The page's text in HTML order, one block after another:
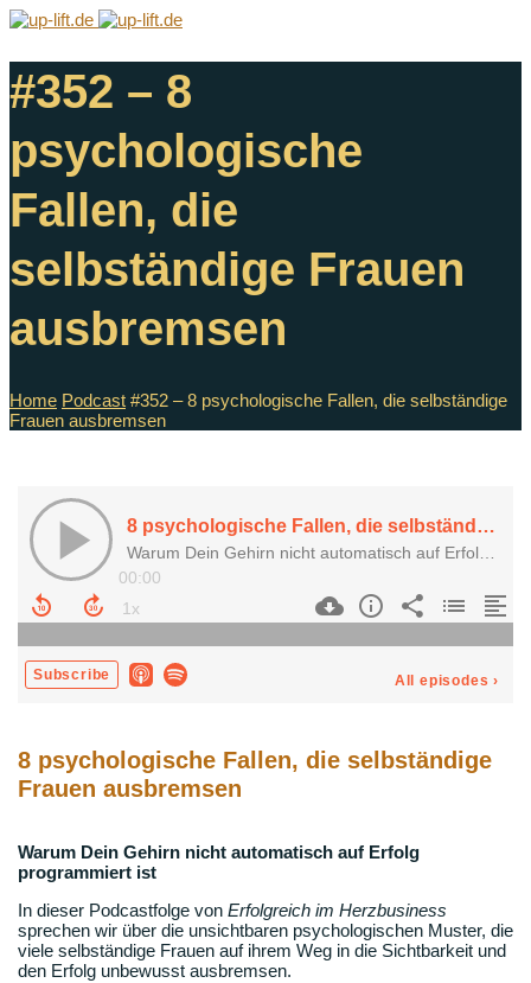
#352 – 8
psychologische
Fallen, die
selbständige Frauen
ausbremsen
Home Podcast #352 – 8 psychologische Fallen, die selbständige
Frauen ausbremsen
8 psychologische Fallen, die selbständige
Frauen ausbremsen
Warum Dein Gehirn nicht automatisch auf Erfolg
programmiert ist
In dieser Podcastfolge von Erfolgreich im Herzbusiness
sprechen wir über die unsichtbaren psychologischen Muster, die
viele selbständige Frauen auf ihrem Weg in die Sichtbarkeit und
den Erfolg unbewusst ausbremsen.